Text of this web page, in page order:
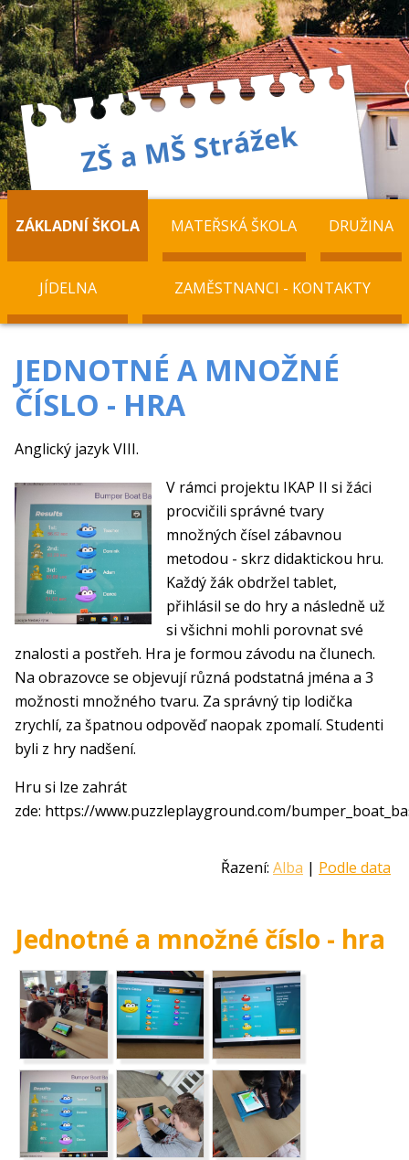
ZÁKLADNÍ ŠKOLA MATEŘSKÁ ŠKOLA DRUŽINA
JÍDELNA ZAMĚSTNANCI - KONTAKTY
JEDNOTNÉ A MNOŽNÉ
ČÍSLO - HRA
Anglický jazyk VIII.
V rámci projektu IKAP II si žáci
procvičili správné tvary
množných čísel zábavnou
metodou - skrz didaktickou hru.
Každý žák obdržel tablet,
přihlásil se do hry a následně už
si všichni mohli porovnat své
znalosti a postřeh. Hra je formou závodu na člunech.
Na obrazovce se objevují různá podstatná jména a 3
možnosti množného tvaru. Za správný tip lodička
zrychlí, za špatnou odpověď naopak zpomalí. Studenti
byli z hry nadšení.
Hru si lze zahrát
zde: https://www.puzzleplayground.com/
Řazení: Alba | Podle data
Jednotné a množné číslo - hra